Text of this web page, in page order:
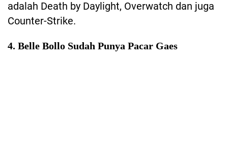
adalah Death by Daylight, Overwatch dan juga
Counter-Strike.
4. Belle Bollo Sudah Punya Pacar Gaes